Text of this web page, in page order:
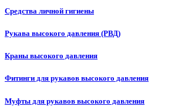
Средства личной гигиены
Рукава высокого давления (РВД)
Краны высокого давления
Фитинги для рукавов высокого давления
Муфты для рукавов высокого давления